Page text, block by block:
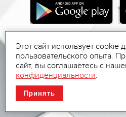
Этот сайт использует cookie
пользовательского опыта.
сайт, вы соглашаетесь с
конфиденциальности.
Принять